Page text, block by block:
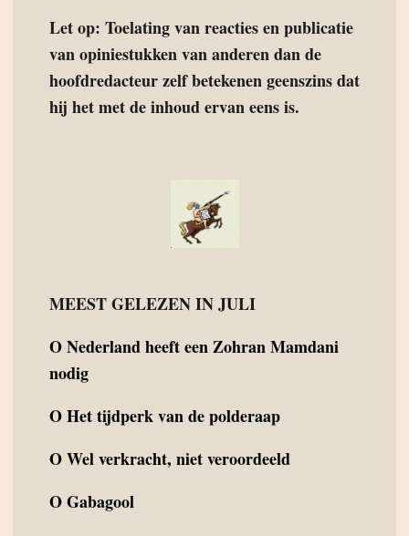
Let op: Toelating van reacties en publicatie
van opiniestukken van anderen dan de
hoofdredacteur zelf betekenen geenszins dat
hij het met de inhoud ervan eens is.
MEEST GELEZEN IN JULI
ONederland heeft een Zohran Mamdani
nodig
OHet tijdperk van de polderaap
OWel verkracht, niet veroordeeld
OGabagool